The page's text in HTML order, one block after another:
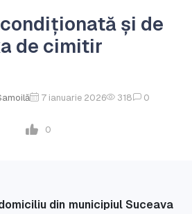
și de
de cimitir
7 ianuarie 2026 318 0
0
din municipiul Suceava